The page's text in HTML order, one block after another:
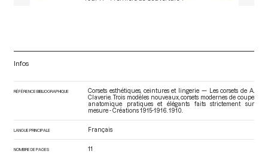
Infos
RÉFÉRENCE BIBLIOGRAPHIQUE
Corsets esthétiques, ceintures et lingerie — Les corsets de A.
Claverie. Trois modèles nouveaux, corsets modernes de coupe
anatomique pratiques et élégants faits strictement sur
mesure - Créations 1915-1916 . 1910.
LANGUE PRINCIPALE Français
NOMBRE DE PAGES 11